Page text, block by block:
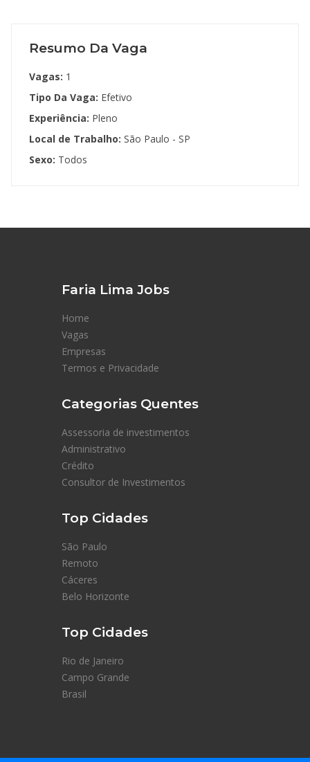
Resumo Da Vaga
Vagas: 1
Tipo Da Vaga: Efetivo
Experiência: Pleno
Local de Trabalho: São Paulo - SP
Sexo: Todos
Faria Lima Jobs
Home
Vagas
Empresas
Termos e Privacidade
Categorias Quentes
Assessoria de investimentos
Administrativo
Crédito
Consultor de Investimentos
Top Cidades
São Paulo
Remoto
Cáceres
Belo Horizonte
Top Cidades
Rio de Janeiro
Campo Grande
Brasil